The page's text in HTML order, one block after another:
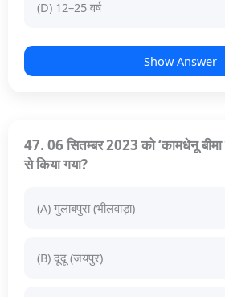
(D) 12–25 वर्ष
Show Answer
47. 06 सितम्बर 2023 को ‘कामधेनू बीमा
से किया गया?
(A) गुलाबपुरा (भीलवाड़ा)
(B) दूदू (जयपुर)